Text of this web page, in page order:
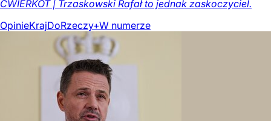
ĆWIERKOT | Trzaskowski Rafał to jednak zaskoczyciel.
OpinieKrajDoRzeczy+W numerze